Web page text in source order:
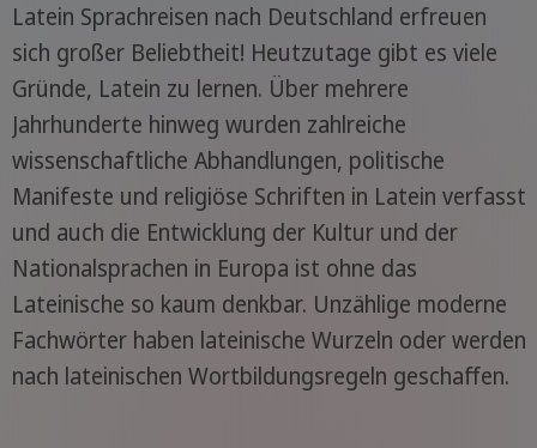
Latein Sprachreisen nach Deutschland erfreuen
sich großer Beliebtheit! Heutzutage gibt es viele
Gründe, Latein zu lernen. Über mehrere
Jahrhunderte hinweg wurden zahlreiche
wissenschaftliche Abhandlungen, politische
Manifeste und religiöse Schriften in Latein verfasst
und auch die Entwicklung der Kultur und der
Nationalsprachen in Europa ist ohne das
Lateinische so kaum denkbar. Unzählige moderne
Fachwörter haben lateinische Wurzeln oder werden
nach lateinischen Wortbildungsregeln geschaffen.